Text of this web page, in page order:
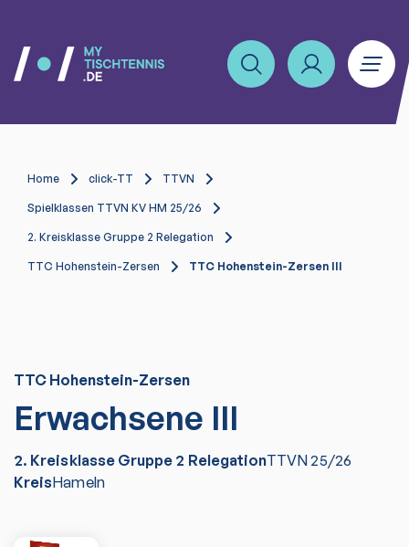
Home click-TT TTVN
Spielklassen TTVN KV HM 25/26
2. Kreisklasse Gruppe 2 Relegation
TTC Hohenstein-Zersen TTC Hohenstein-Zersen III
TTC Hohenstein-Zersen
Erwachsene III
2. Kreisklasse Gruppe 2 RelegationTTVN25/26
KreisHameln